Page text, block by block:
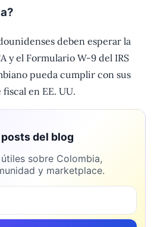
deben esperar la
y el Formulario W-9 del IRS
pueda cumplir con sus
en EE. UU.
del blog
sobre Colombia,
y marketplace.